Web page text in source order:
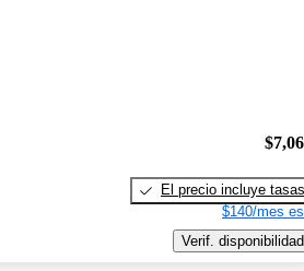
El precio incluye tasas
$140/mes
Verif. disponibilidad